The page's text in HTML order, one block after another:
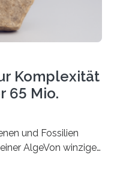
Komplexität
65 Mio.
und Fossilien
AlgeVon winzigen